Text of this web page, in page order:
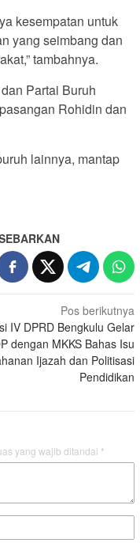
kesempatan untuk
yang seimbang dan
tambahnya.
Partai Buruh
Rohidin dan
lainnya, mantap
Pos berikutnya
IV DPRD Bengkulu Gelar
dengan MKKS Bahas Isu
Ijazah dan Politisasi
Pendidikan
yang wajib ditandai *